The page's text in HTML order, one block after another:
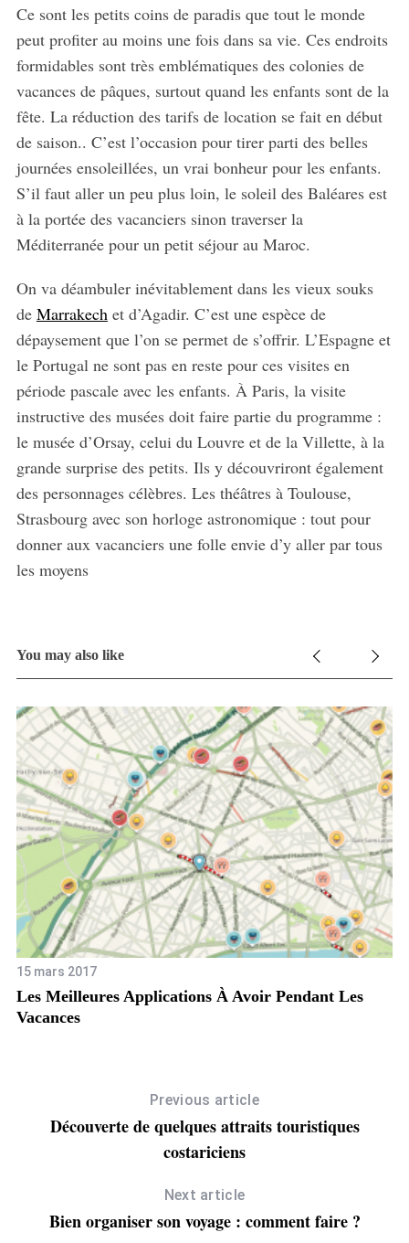
Ce sont les petits coins de paradis que tout le monde
peut profiter au moins une fois dans sa vie. Ces endroits
formidables sont très emblématiques des colonies de
vacances de pâques, surtout quand les enfants sont de la
fête. La réduction des tarifs de location se fait en début
de saison.. C’est l’occasion pour tirer parti des belles
journées ensoleillées, un vrai bonheur pour les enfants.
S’il faut aller un peu plus loin, le soleil des Baléares est
à la portée des vacanciers sinon traverser la
Méditerranée pour un petit séjour au Maroc.
On va déambuler inévitablement dans les vieux souks
de Marrakech et d’Agadir. C’est une espèce de
dépaysement que l’on se permet de s’offrir. L’Espagne et
le Portugal ne sont pas en reste pour ces visites en
période pascale avec les enfants. À Paris, la visite
instructive des musées doit faire partie du programme :
le musée d’Orsay, celui du Louvre et de la Villette, à la
grande surprise des petits. Ils y découvriront également
des personnages célèbres. Les théâtres à Toulouse,
Strasbourg avec son horloge astronomique : tout pour
donner aux vacanciers une folle envie d’y aller par tous
les moyens
You may also like
15 mars 2017
Les Meilleures Applications À Avoir Pendant Les
Vacances
Previous article
Découverte de quelques attraits touristiques
costariciens
Next article
Bien organiser son voyage : comment faire ?